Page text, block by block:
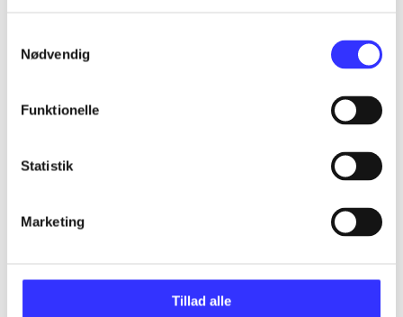
Nødvendig
Funktionelle
Statistik
Marketing
Tillad alle
...
...
...
...